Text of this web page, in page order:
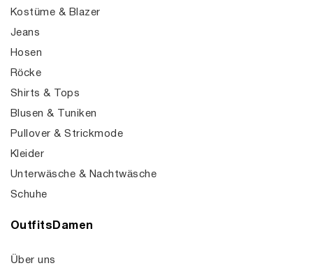
Kostüme & Blazer
Jeans
Hosen
Röcke
Shirts & Tops
Blusen & Tuniken
Pullover & Strickmode
Kleider
Unterwäsche & Nachtwäsche
Schuhe
OutfitsDamen
Über uns